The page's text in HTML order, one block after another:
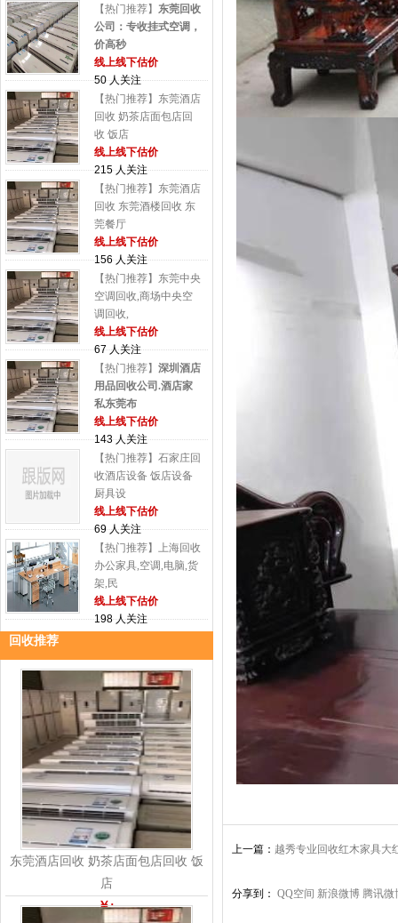
【热门推荐】 东莞回收
公司：专收挂式空调，
价高秒
线上线下估价
50 人关注
【热门推荐】东莞酒店
回收 奶茶店面包店回
收 饭店
线上线下估价
215 人关注
【热门推荐】东莞酒店
回收 东莞酒楼回收 东
莞餐厅
线上线下估价
156 人关注
【热门推荐】东莞中央
空调回收,商场中央空
调回收,
线上线下估价
67 人关注
【热门推荐】 深圳酒店
用品回收公司.酒店家
私东莞布
线上线下估价
143 人关注
【热门推荐】石家庄回
收酒店设备 饭店设备
厨具设
线上线下估价
69 人关注
【热门推荐】上海回收
办公家具,空调,电脑,货
架,民
线上线下估价
198 人关注
回收推荐
东莞酒店回收 奶茶店面包店回收 饭
店
￥:
上一篇： 越秀专业回收红木家具大
分享到： QQ空间 新浪微博 腾讯微